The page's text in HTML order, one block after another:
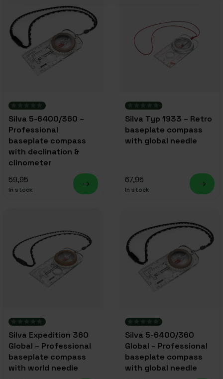
Silva 5-6400/360 –
Professional
baseplate compass
with declination &
clinometer
59,95
In stock
Silva Typ 1933 – Retro
baseplate compass
with global needle
67,95
In stock
Silva Expedition 360
Global – Professional
baseplate compass
with world needle
Silva 5-6400/360
Global – Professional
baseplate compass
with global needle